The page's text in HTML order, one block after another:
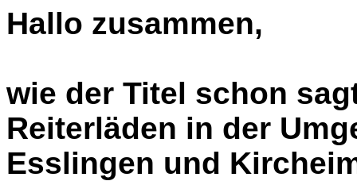
Hallo zusammen,
wie der Titel schon
Reiterläden in der
Esslingen und